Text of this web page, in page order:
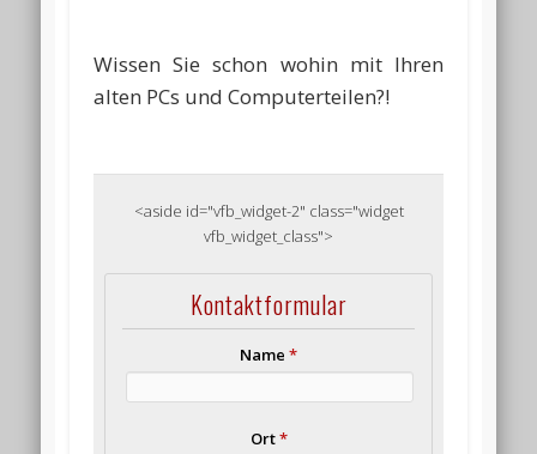
Wissen Sie schon wohin mit Ihren
alten PCs und Computerteilen?!
<aside id="vfb_widget-2" class="widget
vfb_widget_class">
Kontaktformular
Name *
Ort*